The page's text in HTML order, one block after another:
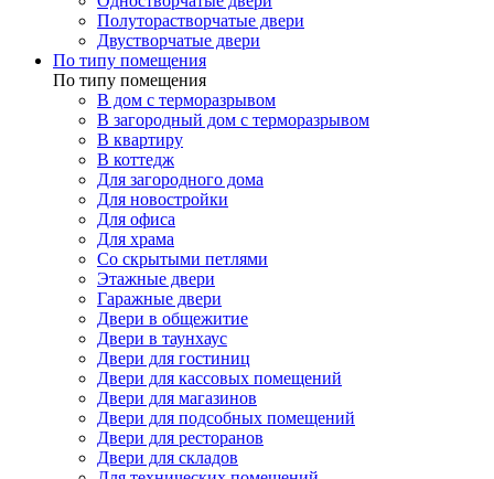
Полуторастворчатые двери
Двустворчатые двери
По типу помещения
По типу помещения
В дом с терморазрывом
В загородный дом с терморазрывом
В квартиру
В коттедж
Для загородного дома
Для новостройки
Для офиса
Для храма
Со скрытыми петлями
Этажные двери
Гаражные двери
Двери в общежитие
Двери в таунхаус
Двери для гостиниц
Двери для кассовых помещений
Двери для магазинов
Двери для подсобных помещений
Двери для ресторанов
Двери для складов